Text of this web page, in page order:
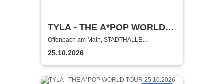
TYLA - THE A*POP WORLD
TOUR
Offenbach am Main, STADTHALLE
OFFENBACH
25.10.2026